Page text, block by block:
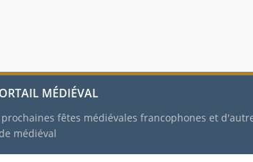
MÉDIÉVAL
fêtes médiévales francophones et
médiéval